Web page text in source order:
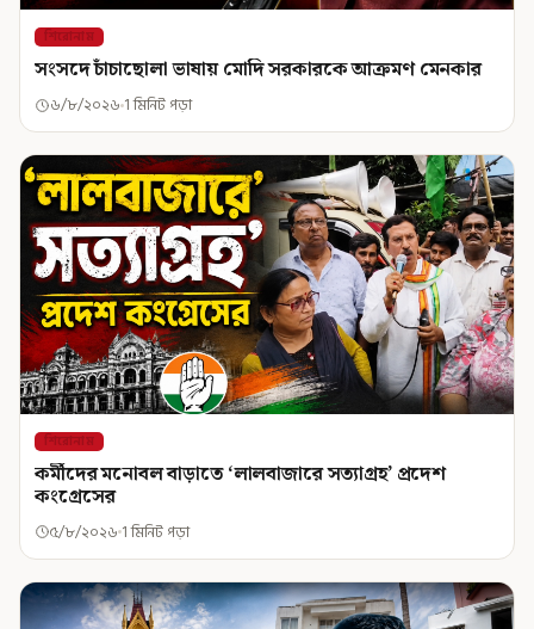
শিরোনাম
সংসদে চাঁচাছোলা ভাষায় মোদি সরকারকে আক্রমণ মেনকার
৬/৮/২০২৬ 1 মিনিট পড়া
শিরোনাম
কর্মীদের মনোবল বাড়াতে ‘লালবাজারে সত্যাগ্রহ’ প্রদেশ
কংগ্রেসের
৫/৮/২০২৬ 1 মিনিট পড়া